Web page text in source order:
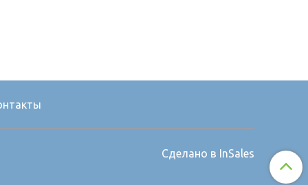
Сделано в InSales